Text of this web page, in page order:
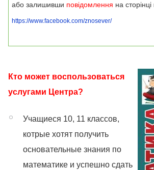
або залишивши повідомлення на
https://www.facebook.com/znosever/
Кто может воспользоваться
услугами Центра?
Учащиеся 10, 11 классов,
котрые хотят получить
основательные знания по
математике и успешно сдать